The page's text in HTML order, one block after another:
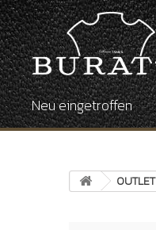
Neu eingetroffen
OUTLET